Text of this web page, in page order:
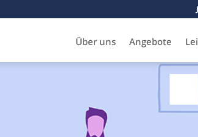
Über uns Angebote